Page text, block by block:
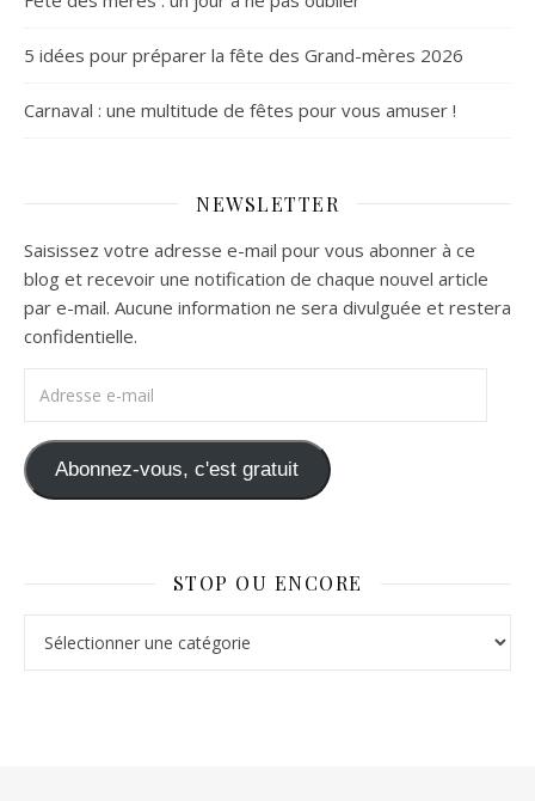
5 idées pour préparer la fête des Grand-mères 2026
Carnaval : une multitude de fêtes pour vous amuser !
NEWSLETTER
Saisissez votre adresse e-mail pour vous abonner à ce
blog et recevoir une notification de chaque nouvel article
par e-mail. Aucune information ne sera divulguée et restera
confidentielle.
Abonnez-vous, c'est gratuit
STOP OU ENCORE